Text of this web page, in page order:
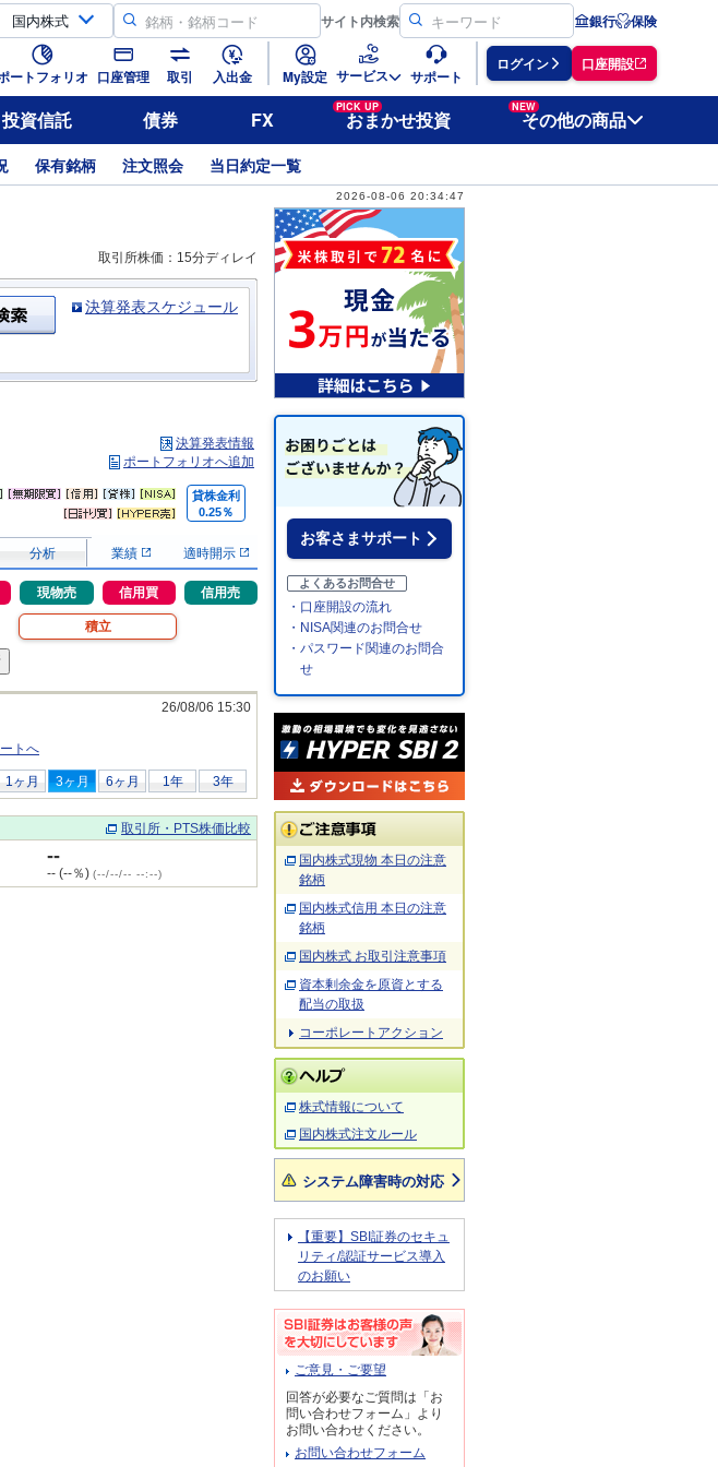
サイト内検索 銀行 保険
ートフォリオ 口座管理 取引 入出金 My設定 サービス サポート
ログイン 口座開設
投資信託 債券 FX
PICK UP
おまかせ投資
NEW
その他の商品
保有銘柄 注文照会 当日約定一覧
2026-08-06 20:34:47
取引所株価：15分ディレイ
決算発表スケジュール
決算発表情報
ポートフォリオへ追加
貸株金利
0.25％
分析 業績 適時開示
現物売 信用買 信用売
積立
26/08/06 15:30
トへ
1ヶ月 3ヶ月 6ヶ月 1年 3年
取引所・PTS株価比較
--
-- (--％) (--/--/-- --:--)
お客さまサポート
よくあるお問合せ
・口座開設の流れ
・NISA関連のお問合せ
・パスワード関連のお問合
せ
国内株式現物 本日の注意
銘柄
国内株式信用 本日の注意
銘柄
国内株式 お取引注意事項
資本剰余金を原資とする
配当の取扱
コーポレートアクション
株式情報について
国内株式注文ルール
システム障害時の対応
【重要】SBI証券のセキュ
リティ/認証サービス導入
のお願い
ご意見・ご要望
回答が必要なご質問は「お
問い合わせフォーム」より
お問い合わせください。
お問い合わせフォーム